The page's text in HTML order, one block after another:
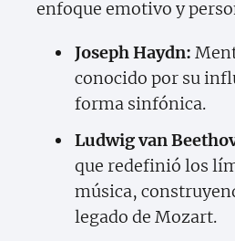
enfoque emotivo y
Joseph Haydn:
conocido por su
forma sinfónica.
Ludwig van
que redefinió los
música,
legado de Mozart.